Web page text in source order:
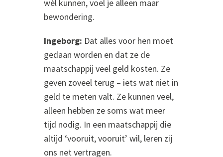
wél kunnen, voel je alleen maar
bewondering.
Ingeborg: Dat alles voor hen moet
gedaan worden en dat ze de
maatschappij veel geld kosten. Ze
geven zoveel terug – iets wat niet in
geld te meten valt. Ze kunnen veel,
alleen hebben ze soms wat meer
tijd nodig. In een maatschappij die
altijd ‘vooruit, vooruit’ wil, leren zij
ons net vertragen.